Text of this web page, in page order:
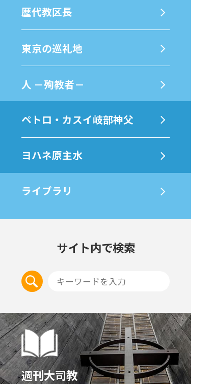
歴代教区⻑
東京の巡礼地
⼈ －殉教者－
ペトロ・カスイ岐部神父
ヨハネ原主水
ライブラリ
サイト内で検索
週刊大司教